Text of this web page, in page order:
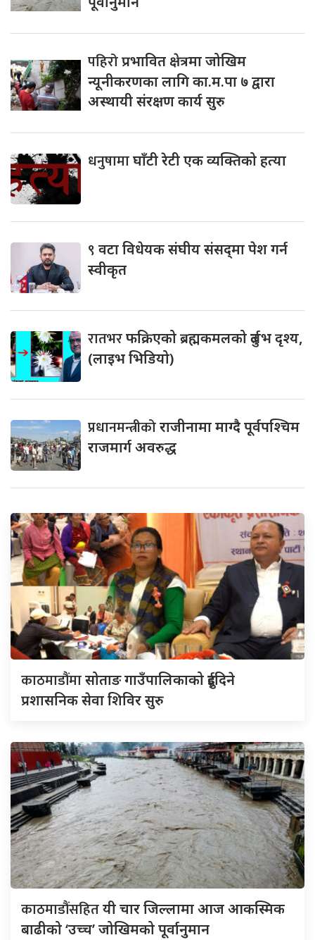
पहिरोप्रभावित क्षेत्रमा जोखिम
न्यूनीकरणका लागि का.म.पा ७ द्वारा
अस्थायी संरक्षण कार्य सुरु
धनुषामाघाँटी रेटी एक व्यक्तिको हत्या
९ वटा विधेयक संघीय संसद्‌मा पेश गर्न
स्वीकृत
रातभरफक्रिएको ब्रह्मकमलको दुर्लभ दृश्य,
(लाइभ भिडियो)
प्रधानमन्त्रीकोराजीनामा माग्दै पूर्वपश्चिम
राजमार्ग अवरुद्ध
काठमाडौंमासोताङ गाउँपालिकाको दुईदिने
प्रशासनिक सेवा शिविर सुरु
काठमाडौंसहितयी चार जिल्लामा आज आकस्मिक
बाढीको ‘उच्च’ जोखिमको पूर्वानुमान